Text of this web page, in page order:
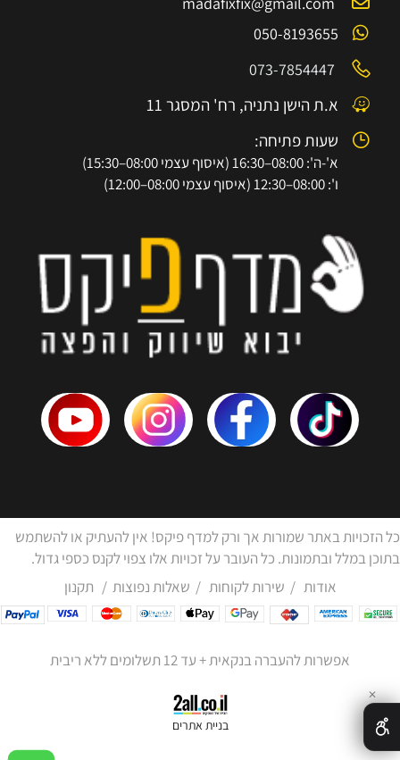
050-8193655
073-7854447
א.ת הישן נתניה, רח' המסגר 11
שעות פתיחה:
א'-ה': 08:00–16:30 (איסוף עצמי 08:00–15:30)
ו': 08:00–12:30 (איסוף עצמי 08:00–12:00)
כל הזכויות באתר שמורות אך ורק למדף פיקס! אין להעתיק או להשתמש
בתוכן במלל ובתמונות. כל העובר על זכויות אלו צפוי לקנס כספי גדול.
אודות / שירות לקוחות / שאלות נפוצות / תקנון
אפשרות להעברה בנקאית + עד 12 תשלומים ללא ריבית
בניית אתרים
✕